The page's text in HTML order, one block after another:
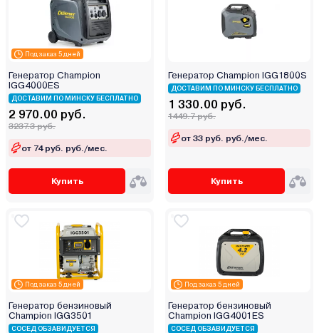
Под заказ 5 дней
Генератор Champion
IGG4000ES
ДОСТАВИМ ПО МИНСКУ БЕСПЛАТНО
2 970.00 руб.
3237.3 руб.
от 74 руб. руб./мес.
Купить
Генератор Champion IGG1800S
ДОСТАВИМ ПО МИНСКУ БЕСПЛАТНО
1 330.00 руб.
1449.7 руб.
от 33 руб. руб./мес.
Купить
Под заказ 5 дней
Генератор бензиновый
Champion IGG3501
СОСЕД ОБЗАВИДУЕТСЯ
Под заказ 5 дней
Генератор бензиновый
Champion IGG4001ES
СОСЕД ОБЗАВИДУЕТСЯ